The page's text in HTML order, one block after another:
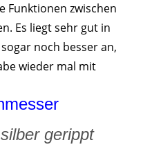
Funktionen zwischen
Es liegt sehr gut in
noch besser an,
wieder mal mit
gerippt